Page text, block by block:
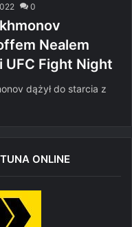
0
Nealem
Fight Night
dążył do starcia z
ONLINE